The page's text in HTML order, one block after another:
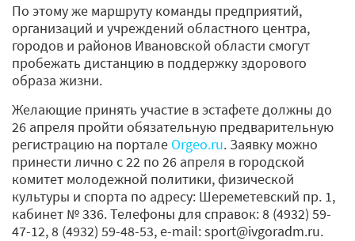
По этому же маршруту команды предприятий,
организаций и учреждений областного центра,
городов и районов Ивановской области смогут
пробежать дистанцию в поддержку здорового
образа жизни.
Желающие принять участие в эстафете должны до
26 апреля пройти обязательную предварительную
регистрацию на портале Orgeo.ru. Заявку можно
принести лично с 22 по 26 апреля в городской
комитет молодежной политики, физической
культуры и спорта по адресу: Шереметевский пр. 1,
кабинет № 336. Телефоны для справок: 8 (4932) 59-
47-12, 8 (4932) 59-48-53, е-mail: sport@ivgoradm.ru.